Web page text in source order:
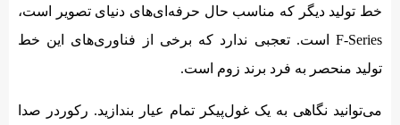
خط تولید دیگر که مناسب حال حرفه‌ای‌های دنیای تصویر است،
F-Series است. تعجبی ندارد که برخی از فناوری‌های این خط
تولید منحصر به فرد برند زوم است.
می‌توانید نگاهی به یک غول‌پیکر تمام عیار بندازید. رکوردر صدا